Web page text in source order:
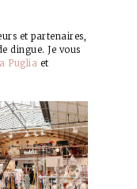
et partenaires,
dingue. Je vous
Puglia et